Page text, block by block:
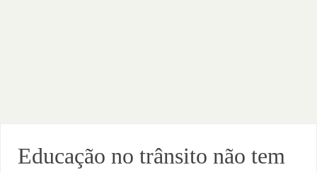
Educação no trânsito não tem